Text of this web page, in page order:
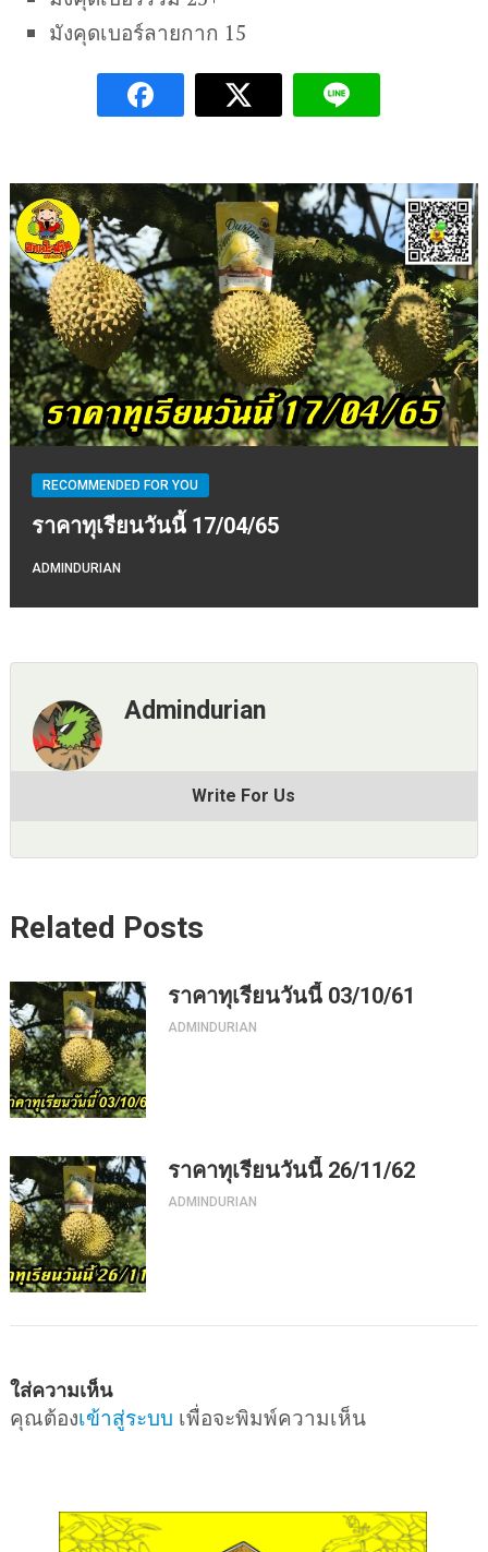
มังคุดเบอร์ลายกาก 15
RECOMMENDED FOR YOU
ราคาทุเรียนวันนี้ 17/04/65
ADMINDURIAN
Admindurian
Write For Us
Related Posts
ราคาทุเรียนวันนี้ 03/10/61
ADMINDURIAN
ราคาทุเรียนวันนี้ 26/11/62
ADMINDURIAN
ใส่ความเห็น
คุณต้องเข้าสู่ระบบ เพื่อจะพิมพ์ความเห็น